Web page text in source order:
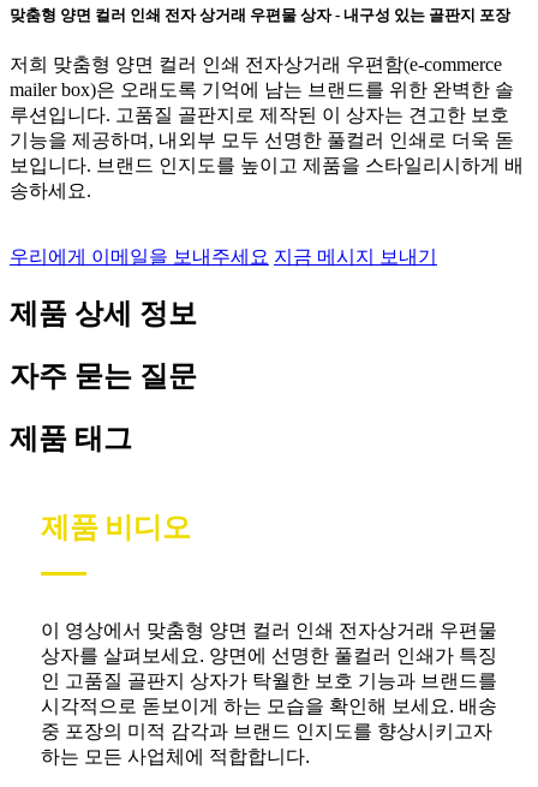
맞춤형 양면 컬러 인쇄 전자 상거래 우편물 상자 - 내구성 있는 골판지 포장
저희 맞춤형 양면 컬러 인쇄 전자상거래 우편함(e-commerce
mailer box)은 오래도록 기억에 남는 브랜드를 위한 완벽한 솔
루션입니다. 고품질 골판지로 제작된 이 상자는 견고한 보호
기능을 제공하며, 내외부 모두 선명한 풀컬러 인쇄로 더욱 돋
보입니다. 브랜드 인지도를 높이고 제품을 스타일리시하게 배
송하세요.
우리에게 이메일을 보내주세요 지금 메시지 보내기
제품 상세 정보
자주 묻는 질문
제품 태그
제품 비디오
이 영상에서 맞춤형 양면 컬러 인쇄 전자상거래 우편물
상자를 살펴보세요. 양면에 선명한 풀컬러 인쇄가 특징
인 고품질 골판지 상자가 탁월한 보호 기능과 브랜드를
시각적으로 돋보이게 하는 모습을 확인해 보세요. 배송
중 포장의 미적 감각과 브랜드 인지도를 향상시키고자
하는 모든 사업체에 적합합니다.